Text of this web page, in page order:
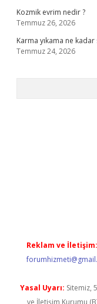
Kozmik evrim nedir ?
Temmuz 26, 2026
Karma yıkama ne kadar
Temmuz 24, 2026
Reklam ve İletişim:
Yasal Uyarı: Sitemiz,
ve İletişim Kurumu